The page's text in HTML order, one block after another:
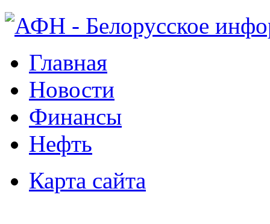
Главная
Новости
Финансы
Нефть
Карта сайта